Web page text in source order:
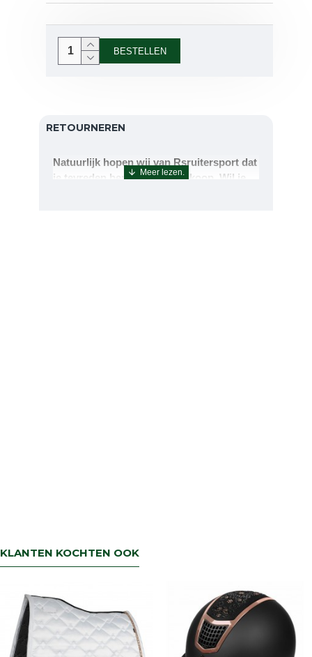
BESTELLEN
RETOURNEREN
Natuurlijk hopen wij van Rsruitersport dat
je tevreden bent met uw aankoop. Wil je
KLANTEN KOCHTEN OOK